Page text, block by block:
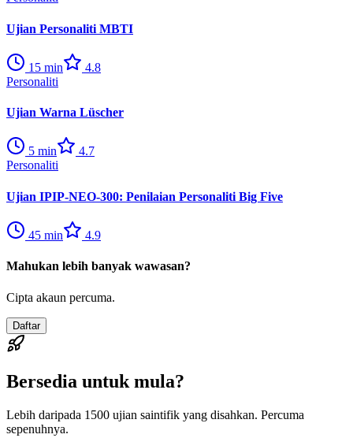
Ujian Personaliti MBTI
15 min
4.8
Personaliti
Ujian Warna Lüscher
5 min
4.7
Personaliti
Ujian IPIP-NEO-300: Penilaian Personaliti Big Five
45 min 4.9
Mahukan lebih banyak wawasan?
Cipta akaun percuma.
Daftar
Bersedia untuk mula?
Lebih daripada 1500 ujian saintifik yang disahkan. Percuma
sepenuhnya.